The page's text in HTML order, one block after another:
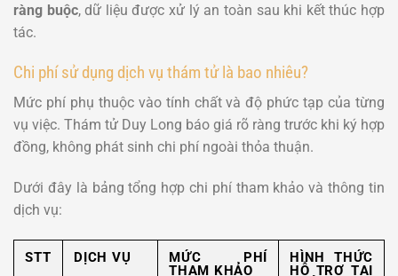
ràng buộc, dữ liệu được xử lý an toàn sau khi kết thúc hợp
tác.
Chi phí sử dụng dịch vụ thám tử là bao nhiêu?
Mức phí phụ thuộc vào tính chất và độ phức tạp của từng
vụ việc. Thám tử Duy Long báo giá rõ ràng trước khi ký hợp
đồng, không phát sinh chi phí ngoài thỏa thuận.
Dưới đây là bảng tổng hợp chi phí tham khảo và thông tin
dịch vụ:
STT DỊCH VỤ
MỨC PHÍ
THAM KHẢO
HÌNH THỨC
HỖ TRỢ TẠI